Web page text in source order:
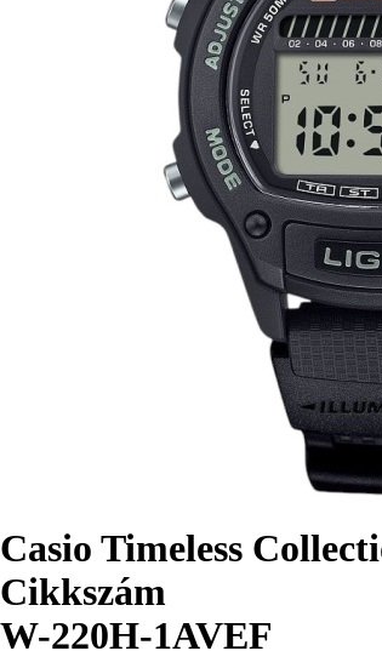
Casio Timeless
Cikkszám
W-220H-1AVEF